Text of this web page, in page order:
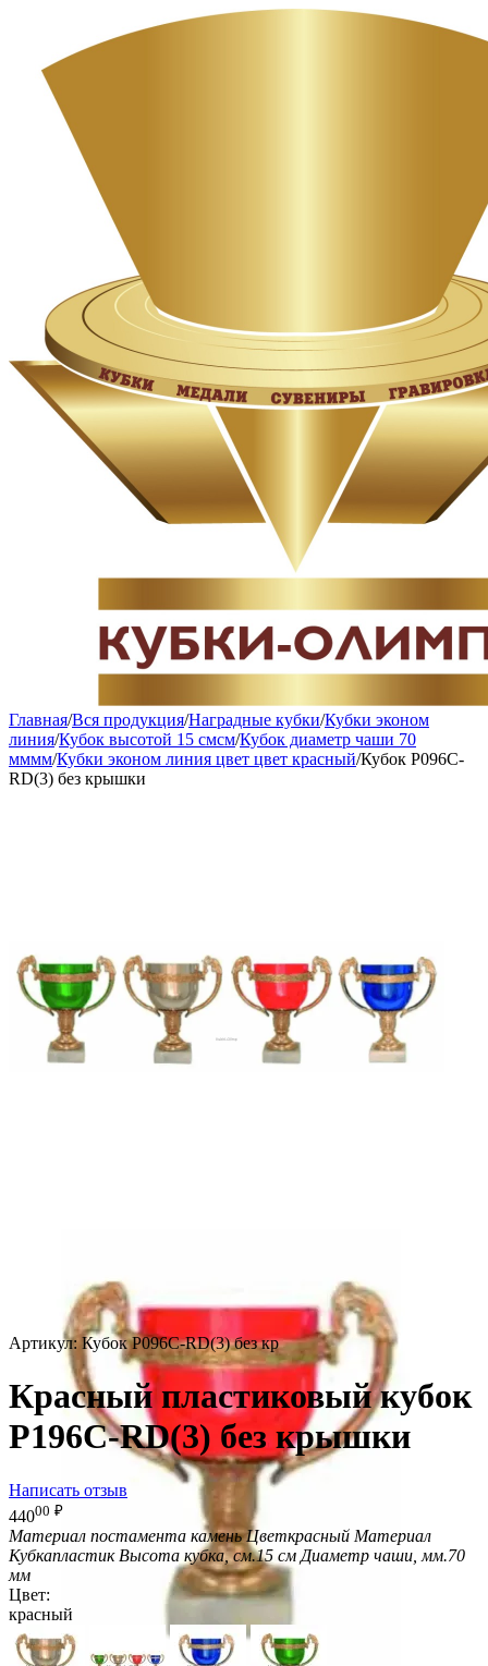
Главная/Вся продукция/Наградные кубки/Кубки эконом
линия/Кубок высотой 15 смсм/Кубок диаметр чаши 70
мммм/Кубки эконом линия цвет цвет красный/Кубок P096C-
RD(3) без крышки
Артикул: Кубок P096C-RD(3) без кр
Красный пластиковый кубок
P196C-RD(3) без крышки
Написать отзыв
44000 ₽
Материал постамента каменьЦветкрасный Материал
Кубкапластик Высота кубка, см.15 см Диаметр чаши, мм.70
мм
Цвет:
красный